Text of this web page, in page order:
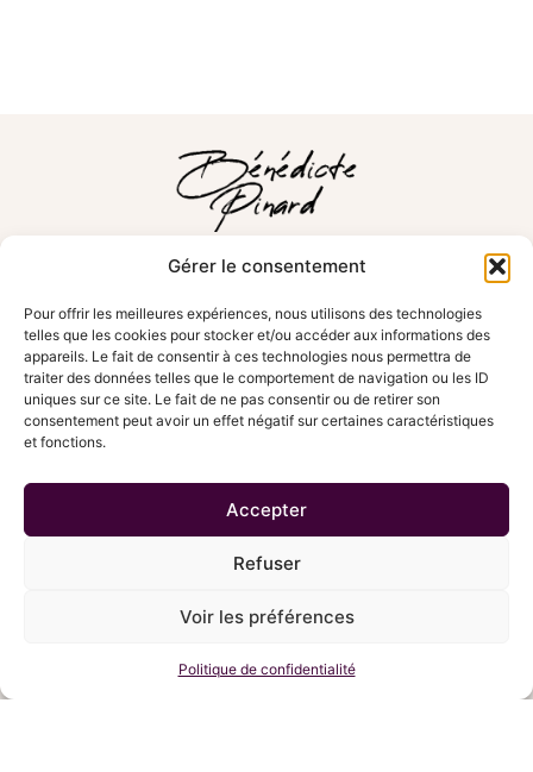
Gérer le consentement
Pour offrir les meilleures expériences, nous utilisons des technologies
telles que les cookies pour stocker et/ou accéder aux informations des
appareils. Le fait de consentir à ces technologies nous permettra de
traiter des données telles que le comportement de navigation ou les ID
uniques sur ce site. Le fait de ne pas consentir ou de retirer son
consentement peut avoir un effet négatif sur certaines caractéristiques
et fonctions.
Accepter
Refuser
Voir les préférences
Politique de confidentialité
Recevoir la newsletter